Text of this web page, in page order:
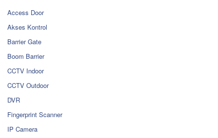
Access Door
Akses Kontrol
Barrier Gate
Boom Barrier
CCTV Indoor
CCTV Outdoor
DVR
Fingerprint Scanner
IP Camera